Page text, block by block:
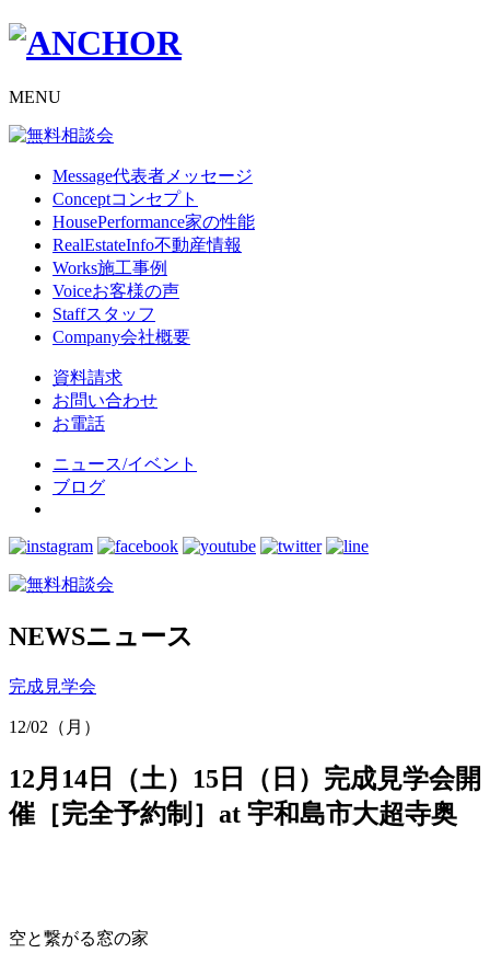
MENU
Message代表者メッセージ
Conceptコンセプト
HousePerformance家の性能
RealEstateInfo不動産情報
Works施工事例
Voiceお客様の声
Staffスタッフ
Company会社概要
資料請求
お問い合わせ
お電話
ニュース/イベント
ブログ
NEWSニュース
完成見学会
12/02（月）
12月14日（土）15日（日）完成見学会開
催［完全予約制］at 宇和島市大超寺奥
空と繋がる窓の家